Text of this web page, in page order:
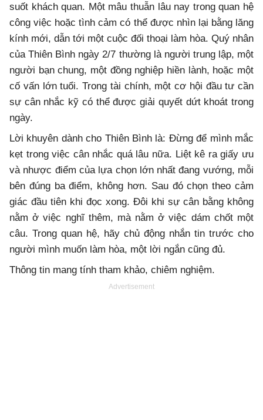
suốt khách quan. Một mâu thuẫn lâu nay trong quan hệ
công việc hoặc tình cảm có thể được nhìn lại bằng lăng
kính mới, dẫn tới một cuộc đối thoại làm hòa. Quý nhân
của Thiên Bình ngày 2/7 thường là người trung lập, một
người bạn chung, một đồng nghiệp hiền lành, hoặc một
cố vấn lớn tuổi. Trong tài chính, một cơ hội đầu tư cần
sự cân nhắc kỹ có thể được giải quyết dứt khoát trong
ngày.
Lời khuyên dành cho Thiên Bình là: Đừng để mình mắc
kẹt trong việc cân nhắc quá lâu nữa. Liệt kê ra giấy ưu
và nhược điểm của lựa chọn lớn nhất đang vướng, mỗi
bên đúng ba điểm, không hơn. Sau đó chọn theo cảm
giác đầu tiên khi đọc xong. Đôi khi sự cân bằng không
nằm ở việc nghĩ thêm, mà nằm ở việc dám chốt một
câu. Trong quan hệ, hãy chủ động nhắn tin trước cho
người mình muốn làm hòa, một lời ngắn cũng đủ.
Thông tin mang tính tham khảo, chiêm nghiệm.
Advertisement